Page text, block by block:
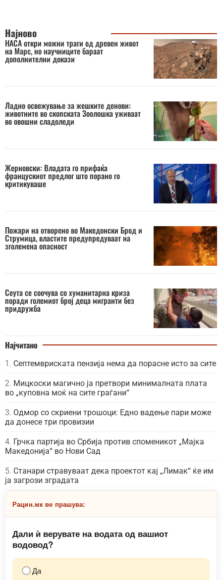
Најново
НАСА откри можни траги од древен живот
на Марс, но научниците бараат
дополнителни докази
Ладно освежување за жешките денови:
животните во скопската Зоолошка уживаат
во овошни сладоледи
Жерновски: Владата го прифаќа
францускиот предлог што порано го
критикуваше
Пожари на отворено во Македонски Брод и
Струмица, властите предупредуваат на
зголемена опасност
Сеута се соочува со хуманитарна криза
поради големиот број деца мигранти без
придружба
Најчитано
Септемвриската пензија нема да порасне исто за сите
Мицкоски магично ја претвори минималната плата
во „куповна моќ на сите граѓани“
Одмор со скриени трошоци: Едно вадење пари може
да донесе три провизии
Грчка партија во Србија против споменикот „Мајка
Македонија“ во Нови Сад
Станари стравуваат дека проектот кај „Лимак“ ќе им
ја загрози зградата
Рацин.мк ве прашува:
Дали ѝ верувате на водата од вашиот
водовод?
Да